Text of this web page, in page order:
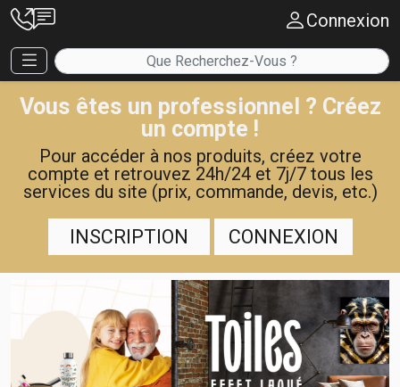
Connexion
Vous êtes un professionnel ? Créez
un compte !
Pour accéder à nos produits, créez votre
compte et retrouvez 24h/24 et 7j/7 tous les
services du site (prix, commande, devis, etc.)
INSCRIPTION CONNEXION